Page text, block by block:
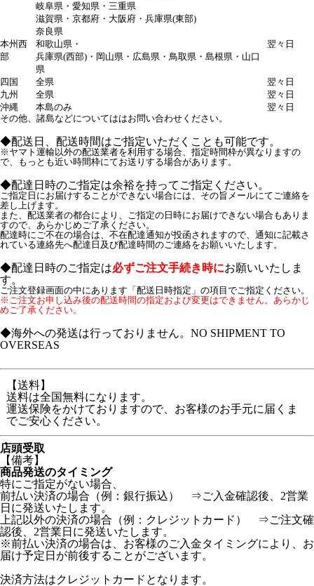
岐阜県・愛知県・三重県
滋賀県・京都府・大阪府・兵庫県(東部)
奈良県
本州西
部
和歌山県・
兵庫県(西部)・岡山県・広島県・鳥取県・島根県・山口
県
翌々日
四国 全県
翌々日
九州
全県
翌々日
沖縄
本島のみ
翌々日
その他、諸島などについてははお問い合わせください。
◆配送日、配送時間はご指定いただくことも可能です。
※ヤマト運輸以外の配送業者を利用する場合、指定時間枠が異なりますの
で、もっとも近い時間枠にてお送りする場合があります。
◆配達日時のご指定は余裕を持ってご指定ください。
ご指定日にお届けすることができない場合には、その旨メールにてご連絡を
差し上げます。
また、配送業者の都合により、ご指定の日時にお届けできない場合もありま
すので、あらかじめご了承ください。
配達時にご不在の場合は、不在配達通知が投函されますので、通知に記載さ
れている連絡先へ配達日及び配達時間のご連絡をお願いいたします。
◆配達日時のご指定は必ずご注文手続き時にお願いいたしま
す。
ご注文登録画面の中にあります「配送日時指定」の項目でご指定ください。
※ご注文お申し込み後の配送時間の指定および変更はできません。あらかじ
めご了承ください。
◆海外への発送は行っておりません。NO SHIPMENT TO
OVERSEAS
【送料】
送料は全国無料になります。
運送保険をかけておりますので、お客様のお手元に届くま
でご安心ください。
店頭受取
【備考】
商品発送のタイミング
特にご指定がない場合、
前払い決済の場合（例：銀行振込） ⇒ご入金確認後、2営業
日に発送いたします。
上記以外の決済の場合（例：クレジットカード） ⇒ご注文確
認後、2営業日に発送いたします。
※前払い決済の場合は、お客様のご入金タイミングにより、お
届け予定日が前後することがございます。
決済方法はクレジットカードとなります。